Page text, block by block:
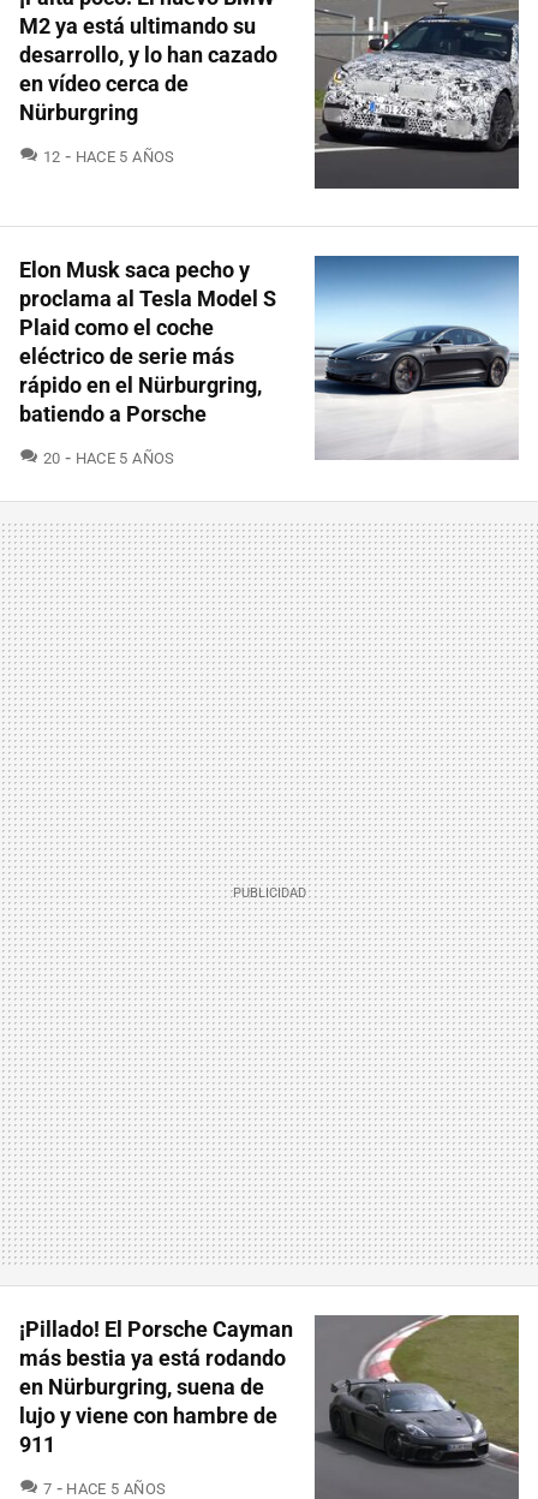
M2 ya está ultimando su
desarrollo, y lo han cazado
en vídeo cerca de
Nürburgring
12 COMENTARIOS
HACE 5 AÑOS
Elon Musk saca pecho y
proclama al Tesla Model S
Plaid como el coche
eléctrico de serie más
rápido en el Nürburgring,
batiendo a Porsche
20 COMENTARIOS
HACE 5 AÑOS
¡Pillado! El Porsche Cayman
más bestia ya está rodando
en Nürburgring, suena de
lujo y viene con hambre de
911
7 COMENTARIOS
HACE 5 AÑOS